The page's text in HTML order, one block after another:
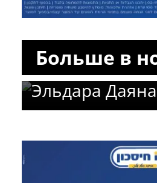
Больше в
Трагический
поисков:
Эльдара